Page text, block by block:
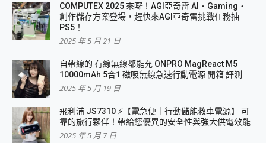
COMPUTEX 2025 來囉！AGI亞奇雷 AI・Gaming・
創作儲存方案登場，趕快來AGI亞奇雷挑戰任務抽
PS5！
2025 年 5 月 21 日
自帶線的 有線無線都能充 ONPRO MagReact M5
10000mAh 5合1 磁吸無線急速行動電源 開箱 評測
2025 年 5 月 19 日
飛利浦 JS7310 ⚡【電急便｜行動儲能救車電源】 可
靠的旅行夥伴！帶給您優異的安全性與強大供電效能
2025 年 5 月 7 日